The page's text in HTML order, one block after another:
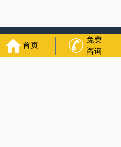
友情链接： 苏州丧葬公司
葬服务公司
南昌青山湖白事公司 呼
首页
免费
咨询